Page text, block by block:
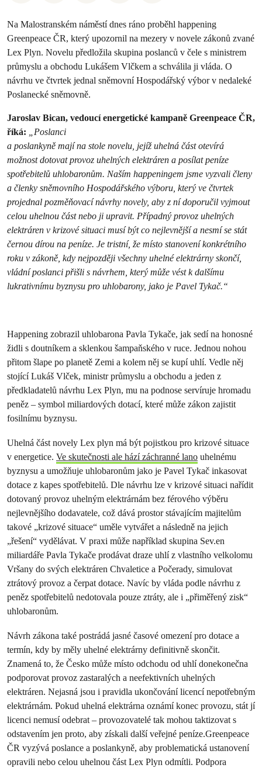
Na Malostranském náměstí dnes ráno proběhl happening
Greenpeace ČR, který upozornil na mezery v novele zákonů zvané
Lex Plyn. Novelu předložila skupina poslanců v čele s ministrem
průmyslu a obchodu Lukášem Vlčkem a schválila ji vláda. O
návrhu ve čtvrtek jednal sněmovní Hospodářský výbor v nedaleké
Poslanecké sněmovně.
Jaroslav Bican, vedoucí energetické kampaně Greenpeace ČR,
říká: „Poslanci
a poslankyně mají na stole novelu, jejíž uhelná část otevírá
možnost dotovat provoz uhelných elektráren a posílat peníze
spotřebitelů uhlobaronům. Naším happeningem jsme vyzvali členy
a členky sněmovního Hospodářského výboru, který ve čtvrtek
projednal pozměňovací návrhy novely, aby z ní doporučil vyjmout
celou uhelnou část nebo ji upravit. Případný provoz uhelných
elektráren v krizové situaci musí být co nejlevnější a nesmí se stát
černou dírou na peníze. Je tristní, že místo stanovení konkrétního
roku v zákoně, kdy nejpozději všechny uhelné elektrárny skončí,
vládní poslanci přišli s návrhem, který může vést k dalšímu
lukrativnímu byznysu pro uhlobarony, jako je Pavel Tykač.“
Happening zobrazil uhlobarona Pavla Tykače, jak sedí na honosné
židli s doutníkem a sklenkou šampaňského v ruce. Jednou nohou
přitom šlape po planetě Zemi a kolem něj se kupí uhlí. Vedle něj
stojící Lukáš Vlček, ministr průmyslu a obchodu a jeden z
předkladatelů návrhu Lex Plyn, mu na podnose servíruje hromadu
peněz – symbol miliardových dotací, které může zákon zajistit
fosilnímu byznysu.
Uhelná část novely Lex plyn má být pojistkou pro krizové situace
v energetice. Ve skutečnosti ale hází záchranné lano uhelnému
byznysu a umožňuje uhlobaronům jako je Pavel Tykač inkasovat
dotace z kapes spotřebitelů. Dle návrhu lze v krizové situaci nařídit
dotovaný provoz uhelným elektrárnám bez férového výběru
nejlevnějšího dodavatele, což dává prostor stávajícím majitelům
takové „krizové situace“ uměle vytvářet a následně na jejich
„řešení“ vydělávat. V praxi může například skupina Sev.en
miliardáře Pavla Tykače prodávat draze uhlí z vlastního velkolomu
Vršany do svých elektráren Chvaletice a Počerady, simulovat
ztrátový provoz a čerpat dotace. Navíc by vláda podle návrhu z
peněz spotřebitelů nedotovala pouze ztráty, ale i „přiměřený zisk“
uhlobaronům.
Návrh zákona také postrádá jasné časové omezení pro dotace a
termín, kdy by měly uhelné elektrárny definitivně skončit.
Znamená to, že Česko může místo odchodu od uhlí donekonečna
podporovat provoz zastaralých a neefektivních uhelných
elektráren. Nejasná jsou i pravidla ukončování licencí nepotřebným
elektrárnám. Pokud uhelná elektrárna oznámí konec provozu, stát jí
licenci nemusí odebrat – provozovatelé tak mohou taktizovat s
odstavením jen proto, aby získali další veřejné peníze.Greenpeace
ČR vyzývá poslance a poslankyně, aby problematická ustanovení
opravili nebo celou uhelnou část Lex Plyn odmítli. Podpora